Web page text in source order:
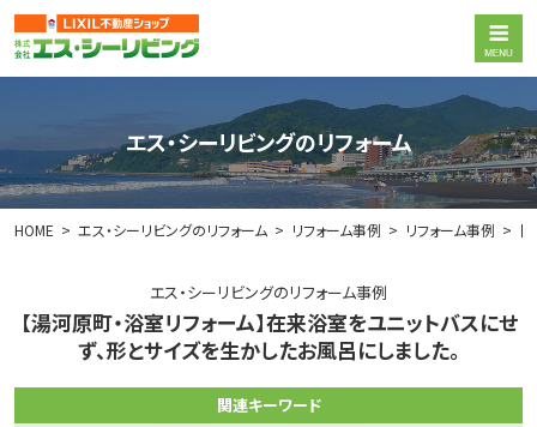
エス・シーリビングのリフォーム
HOME エス・シーリビングのリフォーム リフォーム事例 リフォーム事例
エス・シーリビングのリフォーム事例
【湯河原町・浴室リフォーム】在来浴室をユニットバスにせ
ず、形とサイズを生かしたお風呂にしました。
関連キーワード